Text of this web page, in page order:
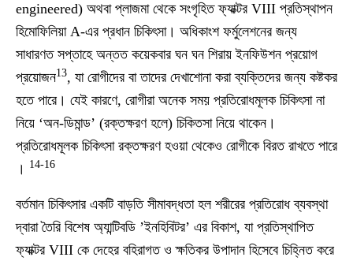
engineered) অথবা প্লাজমা থেকে সংগৃহিত ফ্যাক্টর VIII প্রতিস্থাপন
হিমোফিলিয়া A-এর প্রধান চিকিৎসা। অধিকাংশ ফর্মুলেশনের জন্য
সাধারণত সপ্তাহে অন্তত কয়েকবার ঘন ঘন শিরায় ইনফিউশন প্রয়োগ
প্রয়োজন13, যা রোগীদের বা তাদের দেখাশোনা করা ব্যক্তিদের জন্য কষ্টকর
হতে পারে। যেই কারণে, রোগীরা অনেক সময় প্রতিরোধমূলক চিকিৎসা না
নিয়ে ‘অন-ডিমান্ড’ (রক্তক্ষরণ হলে) চিকিতসা নিয়ে থাকেন।
প্রতিরোধমূলক চিকিৎসা রক্তক্ষরণ হওয়া থেকেও রোগীকে বিরত রাখতে পারে
।
14-16
বর্তমান চিকিৎসার একটি বাড়তি সীমাবদ্ধতা হল শরীরের প্রতিরোধ ব্যবস্থা
দ্বারা তৈরি বিশেষ অ্যান্টিবডি ’ইনহিবিটর’ এর বিকাশ, যা প্রতিস্থাপিত
ফ্যাক্টর VIII কে দেহের বহিরাগত ও ক্ষতিকর উপাদান হিসেবে চিহ্নিত করে